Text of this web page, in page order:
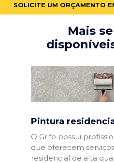
SOLICITE UM ORÇAMENTO
Mais
Pintura
O Grifo possui
que oferecem
residencial de alta